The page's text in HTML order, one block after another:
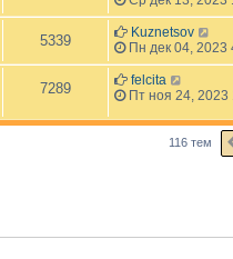
5339
Kuznetsov
Пн дек 04, 2023
7289
felcita
Пт ноя 24, 2023
116 тем